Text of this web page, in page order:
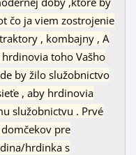
čo ja viem zostrojenie
, kombajny , A
toho Vašho
by žilo služobnictvo
, aby hrdinovia
služobnictvu . Prvé
pre
hrdinka s